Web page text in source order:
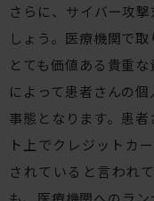
さらに、サイバー攻
しょう。医療機関で
とても価値ある貴重
によって患者さんの
事態となります。患
ト上でクレジットカ
されていると言われ